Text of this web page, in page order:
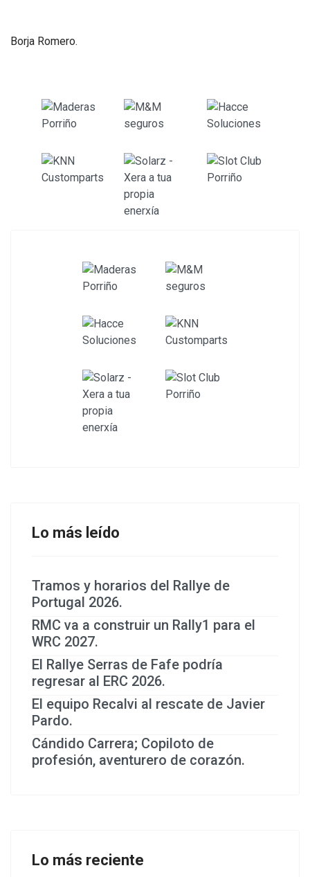
Borja Romero.
Lo más leído
Tramos y horarios del Rallye de
Portugal 2026.
RMC va a construir un Rally1 para el
WRC 2027.
El Rallye Serras de Fafe podría
regresar al ERC 2026.
El equipo Recalvi al rescate de Javier
Pardo.
Cándido Carrera; Copiloto de
profesión, aventurero de corazón.
Lo más reciente